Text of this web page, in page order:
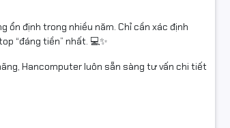
ổn định trong nhiều năm. Chỉ cần xác định
“đáng tiền” nhất. 💻✨
Hancomputer luôn sẵn sàng tư vấn chi tiết